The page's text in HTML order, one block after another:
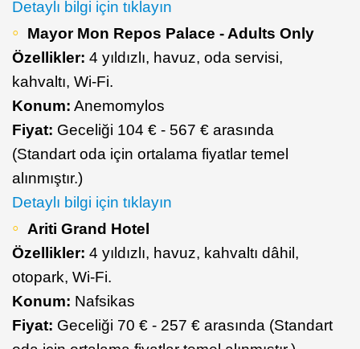
Detaylı bilgi için tıklayın
Mayor Mon Repos Palace - Adults Only
Özellikler: 4 yıldızlı, havuz, oda servisi,
kahvaltı, Wi-Fi.
Konum: Anemomylos
Fiyat: Geceliği 104 € - 567 € arasında
(Standart oda için ortalama fiyatlar temel
alınmıştır.)
Detaylı bilgi için tıklayın
Ariti Grand Hotel
Özellikler: 4 yıldızlı, havuz, kahvaltı dâhil,
otopark, Wi-Fi.
Konum: Nafsikas
Fiyat: Geceliği 70 € - 257 € arasında (Standart